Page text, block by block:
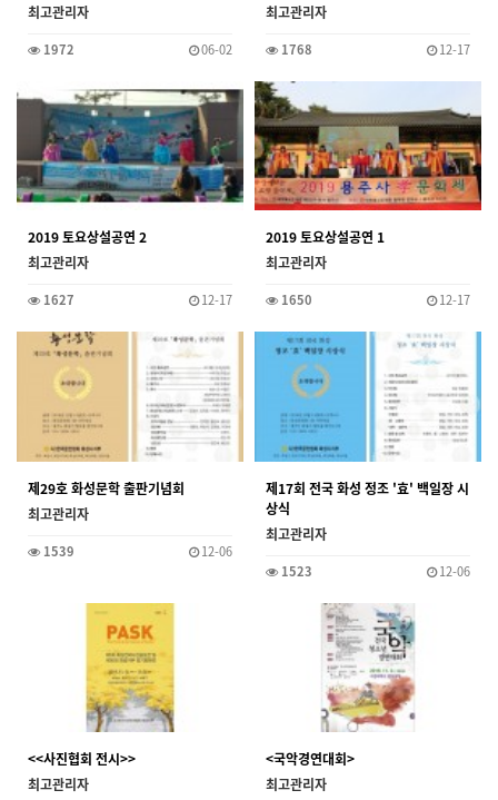
최고관리자
1972 06-02
최고관리자
1768 12-17
2019 토요상설공연 2
최고관리자
1627 12-17
2019 토요상설공연 1
최고관리자
1650 12-17
제29호 화성문학 출판기념회
최고관리자
1539 12-06
제17회 전국 화성 정조 '효' 백일장 시
상식
최고관리자
1523 12-06
<<사진협회 전시>>
최고관리자
<국악경연대회>
최고관리자